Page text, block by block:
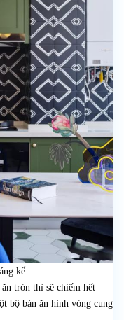
kể.
tròn thì sẽ chiếm hết
bộ bàn ăn hình vòng cung